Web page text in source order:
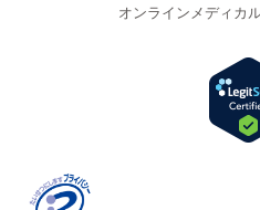
オンラインメディカ